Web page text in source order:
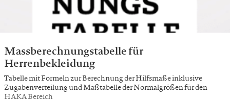
Massberechnungstabelle für
Herrenbekleidung
Tabelle mit Formeln zur Berechnung der Hilfsmaße inklusive
Zugabenverteilung und Maßtabelle der Normalgrößen für den
HAKA Bereich